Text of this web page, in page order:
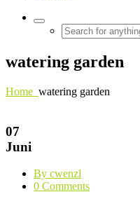
watering garden
Home watering garden
07
Juni
By cwenzl
0 Comments